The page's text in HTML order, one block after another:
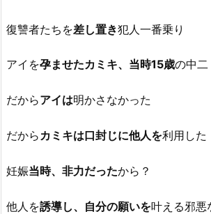
復讐者たちを差し置き犯人一番乗り
アイを孕ませたカミキ、当時15歳の中二
だからアイは明かさなかった
だからカミキは口封じに他人を利用した
妊娠当時、非力だったから？
他人を誘導し、自分の願いを叶える邪悪